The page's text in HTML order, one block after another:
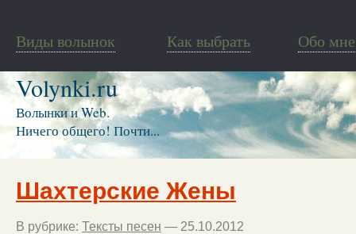
Виды волынок Как выбрать Обо мне
Volynki.ru
Волынки и Web.
Ничего общего! Почти...
Шахтерские Жены
В рубрике: Тексты песен — 25.10.2012